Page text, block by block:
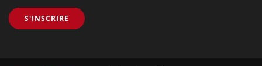
S'INSCRIRE